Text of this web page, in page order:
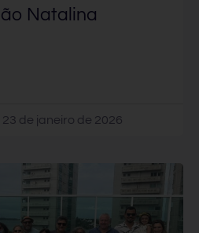
Natalina
23 de janeiro de 2026